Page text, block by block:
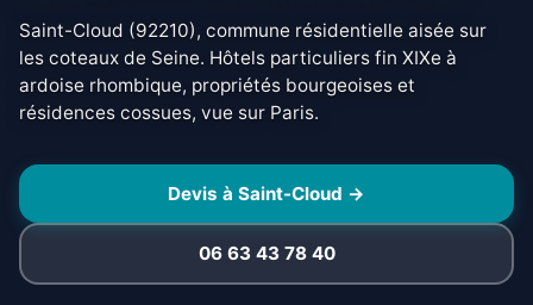
Saint-Cloud (92210), commune résidentielle aisée sur
les coteaux de Seine. Hôtels particuliers fin XIXe à
ardoise rhombique, propriétés bourgeoises et
résidences cossues, vue sur Paris.
Devis à Saint-Cloud →
06 63 43 78 40